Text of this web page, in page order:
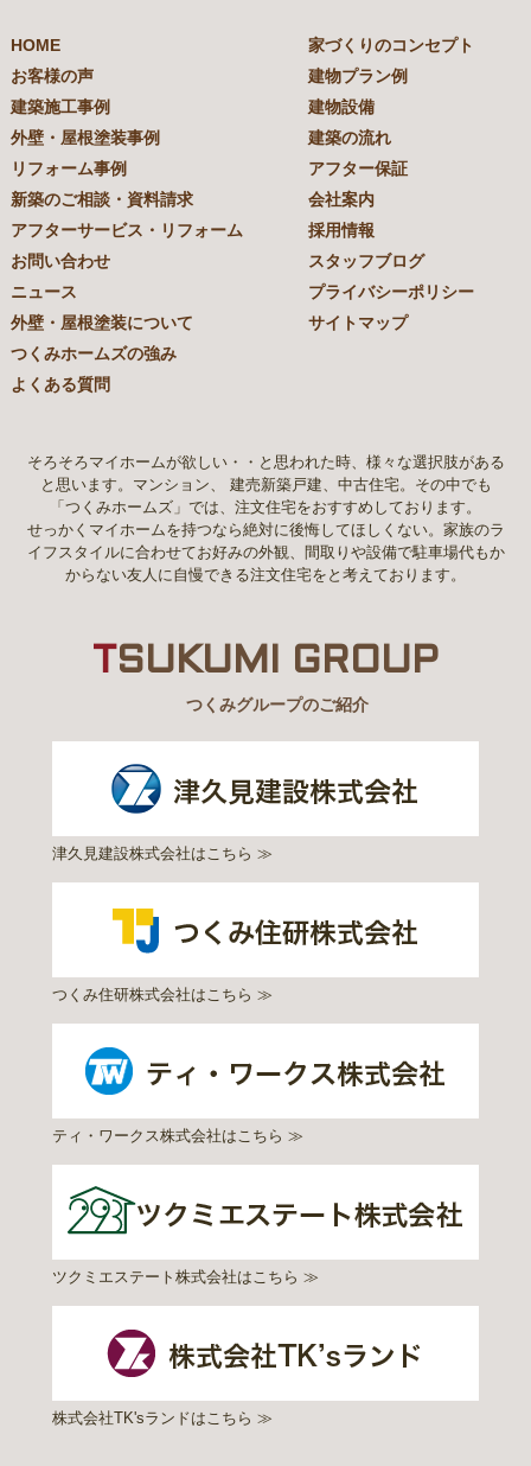
HOME
お客様の声
建築施工事例
外壁・屋根塗装事例
リフォーム事例
新築のご相談・資料請求
アフターサービス・リフォーム
お問い合わせ
ニュース
外壁・屋根塗装について
つくみホームズの強み
よくある質問
家づくりのコンセプト
建物プラン例
建物設備
建築の流れ
アフター保証
会社案内
採用情報
スタッフブログ
プライバシーポリシー
サイトマップ
そろそろマイホームが欲しい・・と思われた時、様々な選択肢がある
と思います。マンション、 建売新築戸建、中古住宅。その中でも
「つくみホームズ」では、注文住宅をおすすめしております。
せっかくマイホームを持つなら絶対に後悔してほしくない。家族のラ
イフスタイルに合わせてお好みの外観、間取りや設備で駐車場代もか
からない友人に自慢できる注文住宅をと考えております。
TSUKUMI GROUP
つくみグループのご紹介
津久見建設株式会社はこちら ≫
つくみ住研株式会社はこちら ≫
ティ・ワークス株式会社はこちら ≫
ツクミエステート株式会社はこちら ≫
株式会社TK'sランドはこちら ≫